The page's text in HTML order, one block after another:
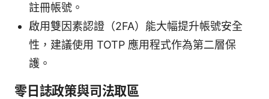
註冊帳號。
啟用雙因素認證（2FA）能大幅提升帳號安全
性，建議使用 TOTP 應用程式作為第二層保
護。
零日誌政策與司法取區